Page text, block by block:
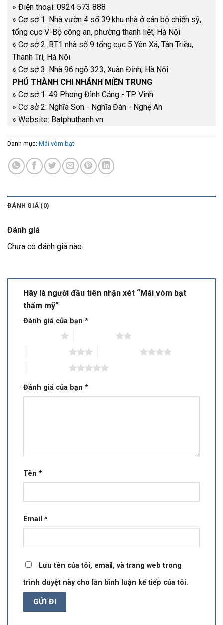
» Điện thoại​: 0924 573 888
» Cơ sở 1: Nhà vườn 4 số 39 khu nhà ở cán bộ chiến sỹ,
tổng cục V-Bộ công an, phường thanh liệt, Hà Nội
» Cơ sở 2: BT1 nhà số 9 tổng cục 5 Yên Xá, Tân Triều,
Thanh Trì, Hà Nội
» Cơ sở 3: Nhà 96 ngõ 323, Xuân Đỉnh, Hà Nội
PHÚ THÀNH CHI NHÁNH MIỀN TRUNG
» Cơ sở 1: 49 Phong Đình Cảng - TP Vinh
» Cơ sở 2: Nghĩa Sơn - Nghĩa Đàn - Nghệ An
» Website: Batphuthanh.vn
Danh mục: Mái vòm bạt
ĐÁNH GIÁ (0)
Đánh giá
Chưa có đánh giá nào.
Hãy là người đầu tiên nhận xét “Mái vòm bạt
thẩm mỹ”
Đánh giá của bạn *
Đánh giá của bạn *
Tên *
Email *
Lưu tên của tôi, email, và trang web trong
trình duyệt này cho lần bình luận kế tiếp của tôi.